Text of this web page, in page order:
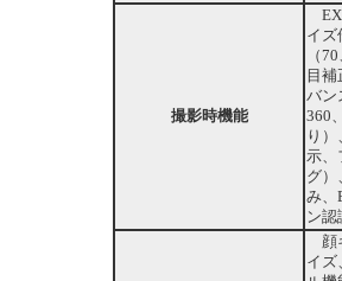
撮影時機能
イズ
（
目
バン
360
り
示、
グ）
み、
ン認
顔
イズ